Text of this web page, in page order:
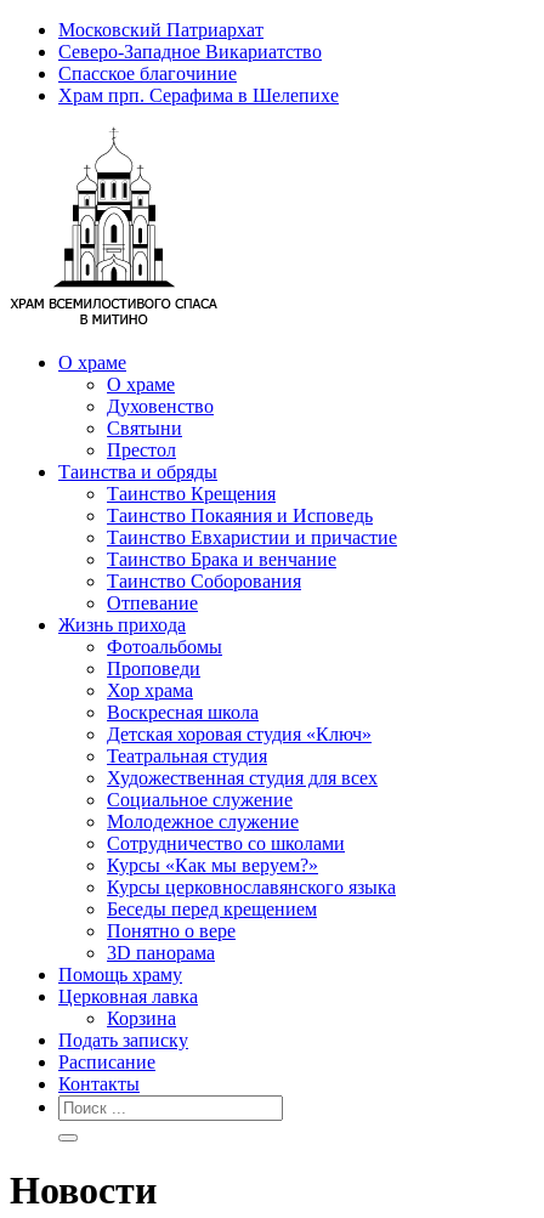
Московский Патриархат
Северо-Западное Викариатство
Спасское благочиние
Храм прп. Серафима в Шелепихе
О храме
О храме
Духовенство
Святыни
Престол
Таинства и обряды
Таинство Крещения
Таинство Покаяния и Исповедь
Таинство Евхаристии и причастие
Таинство Брака и венчание
Таинство Соборования
Отпевание
Жизнь прихода
Фотоальбомы
Проповеди
Хор храма
Воскресная школа
Детская хоровая студия «Ключ»
Театральная студия
Х​удожественная студия для всех
Социальное служение
Молодежное служение
Сотрудничество со школами
Курсы «Как мы веруем?»
Курсы церковнославянского языка
Беседы перед крещением
Понятно о вере
3D панорама
Помощь храму
Церковная лавка
Корзина
Подать записку
Расписание
Контакты
Новости